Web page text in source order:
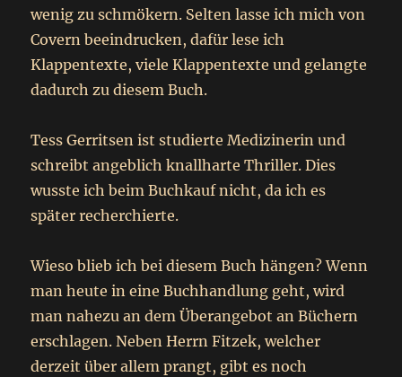
wenig zu schmökern. Selten lasse ich mich von
Covern beeindrucken, dafür lese ich
Klappentexte, viele Klappentexte und gelangte
dadurch zu diesem Buch.
Tess Gerritsen ist studierte Medizinerin und
schreibt angeblich knallharte Thriller. Dies
wusste ich beim Buchkauf nicht, da ich es
später recherchierte.
Wieso blieb ich bei diesem Buch hängen? Wenn
man heute in eine Buchhandlung geht, wird
man nahezu an dem Überangebot an Büchern
erschlagen. Neben Herrn Fitzek, welcher
derzeit über allem prangt, gibt es noch